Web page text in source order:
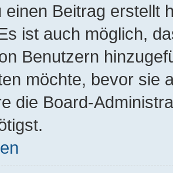
einen Beitrag erstellt
ist auch möglich,
Benutzern
möchte, bevor sie
die Board-